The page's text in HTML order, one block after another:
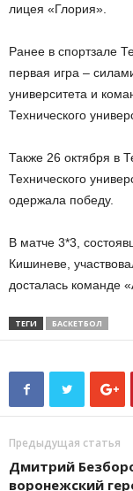
лицея «Глория».
Ранее в спортзале
первая игра –
университета и
Технического
Также 26 октября в
Технического
одержала победу.
В матче 3*3,
Кишиневе,
досталась команде
ТЕГИ БАСКЕТБОЛ
Предыдущая статья
Дмитрий
воронежский